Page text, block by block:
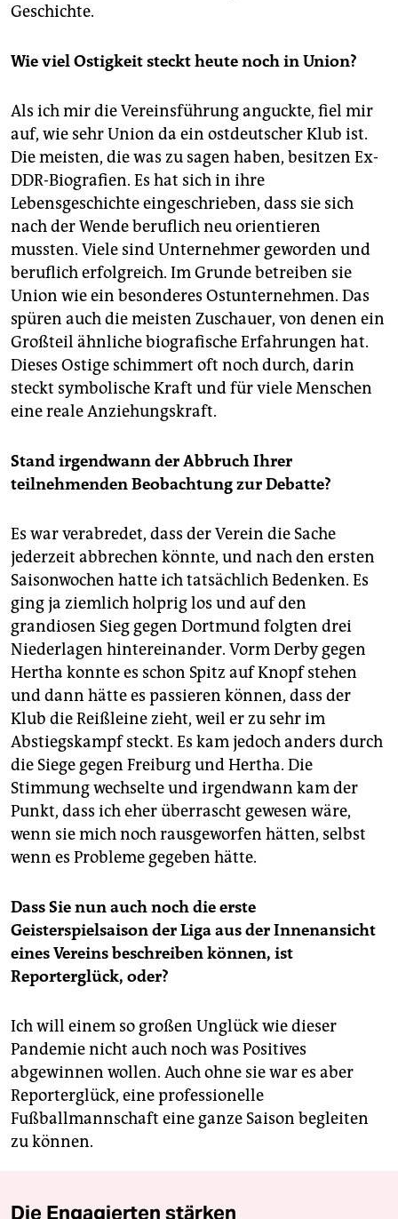
Geschichte.
Wie viel Ostigkeit steckt heute noch in Union?
Als ich mir die Vereinsführung anguckte, fiel mir
auf, wie sehr Union da ein ostdeutscher Klub ist.
Die meisten, die was zu sagen haben, besitzen Ex-
DDR-Biografien. Es hat sich in ihre
Lebensgeschichte eingeschrieben, dass sie sich
nach der Wende beruflich neu orientieren
mussten. Viele sind Unternehmer geworden und
beruflich erfolgreich. Im Grunde betreiben sie
Union wie ein besonderes Ostunternehmen. Das
spüren auch die meisten Zuschauer, von denen ein
Großteil ähnliche biografische Erfahrungen hat.
Dieses Ostige schimmert oft noch durch, darin
steckt symbolische Kraft und für viele Menschen
eine reale Anziehungskraft.
Stand irgendwann der Abbruch Ihrer
teilnehmenden Beobachtung zur Debatte?
Es war verabredet, dass der Verein die Sache
jederzeit abbrechen könnte, und nach den ersten
Saisonwochen hatte ich tatsächlich Bedenken. Es
ging ja ziemlich holprig los und auf den
grandiosen Sieg gegen Dortmund folgten drei
Niederlagen hintereinander. Vorm Derby gegen
Hertha konnte es schon Spitz auf Knopf stehen
und dann hätte es passieren können, dass der
Klub die Reißleine zieht, weil er zu sehr im
Abstiegskampf steckt. Es kam jedoch anders durch
die Siege gegen Freiburg und Hertha. Die
Stimmung wechselte und irgendwann kam der
Punkt, dass ich eher überrascht gewesen wäre,
wenn sie mich noch rausgeworfen hätten, selbst
wenn es Probleme gegeben hätte.
Dass Sie nun auch noch die erste
Geisterspielsaison der Liga aus der Innenansicht
eines Vereins beschreiben können, ist
Reporterglück, oder?
Ich will einem so großen Unglück wie dieser
Pandemie nicht auch noch was Positives
abgewinnen wollen. Auch ohne sie war es aber
Reporterglück, eine professionelle
Fußballmannschaft eine ganze Saison begleiten
zu können.
Die Engagierten stärken